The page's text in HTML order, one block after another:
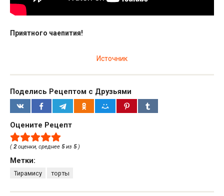
Приятного чаепития!
Источник
Поделись Рецептом с Друзьями
Оцените Рецепт
( 2оценки, среднее 5из 5)
Метки:
Тирамису торты